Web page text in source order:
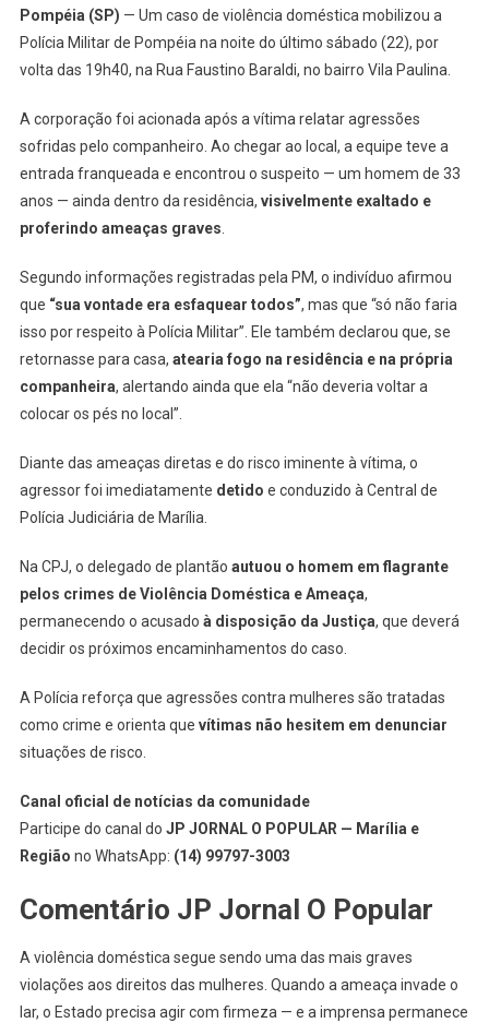
Pompéia (SP) — Um caso de violência doméstica mobilizou a
Polícia Militar de Pompéia na noite do último sábado (22), por
volta das 19h40, na Rua Faustino Baraldi, no bairro Vila Paulina.
A corporação foi acionada após a vítima relatar agressões
sofridas pelo companheiro. Ao chegar ao local, a equipe teve a
entrada franqueada e encontrou o suspeito — um homem de 33
anos — ainda dentro da residência, visivelmente exaltado e
proferindo ameaças graves
Segundo informações registradas pela PM, o indivíduo afirmou
que “sua vontade era esfaquear todos”, mas que “só não faria
isso por respeito à Polícia Militar”. Ele também declarou que, se
retornasse para casa, atearia fogo na residência e na própria
companheira, alertando ainda que ela “não deveria voltar a
colocar os pés no local”.
Diante das ameaças diretas e do risco iminente à vítima, o
agressor foi imediatamente detido e conduzido à Central de
Polícia Judiciária de Marília.
Na CPJ, o delegado de plantão autuou o homem em flagrante
pelos crimes de Violência Doméstica e Ameaça,
permanecendo o acusado à disposição da Justiça, que deverá
decidir os próximos encaminhamentos do caso.
A Polícia reforça que agressões contra mulheres são tratadas
como crime e orienta que vítimas não hesitem em denunciar
situações de risco.
Canal oficial de notícias da comunidade
Participe do canal do JP JORNAL O POPULAR — Marília e
Região no WhatsApp: (14) 99797-3003
Comentário JP Jornal O Popular
A violência doméstica segue sendo uma das mais graves
violações aos direitos das mulheres. Quando a ameaça invade o
lar, o Estado precisa agir com firmeza — e a imprensa permanece